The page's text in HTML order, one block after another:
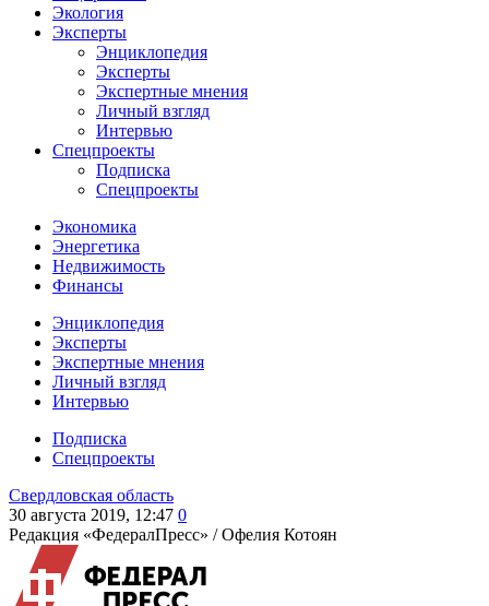
Экология
Эксперты
Энциклопедия
Эксперты
Экспертные мнения
Личный взгляд
Интервью
Спецпроекты
Подписка
Спецпроекты
Экономика
Энергетика
Недвижимость
Финансы
Энциклопедия
Эксперты
Экспертные мнения
Личный взгляд
Интервью
Подписка
Спецпроекты
Свердловская область
30 августа 2019, 12:47 0
Редакция «ФедералПресс» /Офелия Котоян